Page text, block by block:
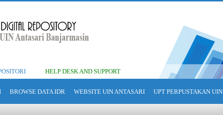
HELP DESK AND SUPPORT
BROWSE DATA IDR WEBSITE UIN ANTASARI UPT PERPUSTAKAN